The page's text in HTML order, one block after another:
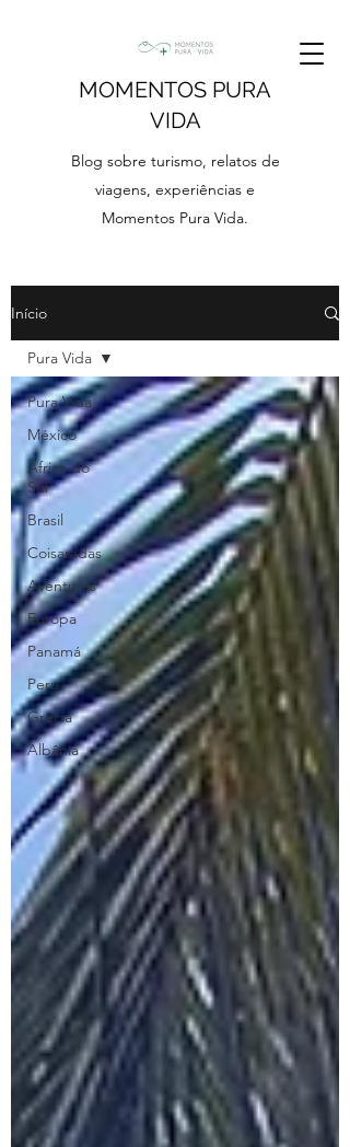
MOMENTOS PURA
VIDA
Blog sobre turismo, relatos de
viagens, experiências e
Momentos Pura Vida.
Início
Pura Vida
México
África do
Sul
Brasil
Coisaradas
Aventuras
Europa
Panamá
Peru
Grécia
Albânia
Pura Vida